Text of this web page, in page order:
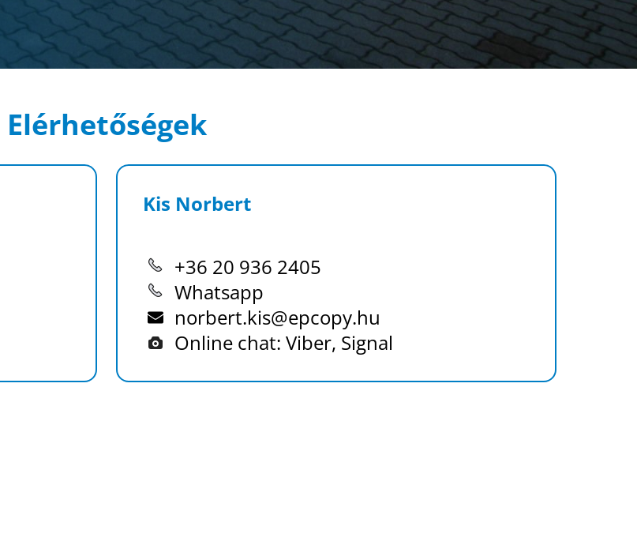
Elérhetőségek
Kis Norbert
+36 20 936 2405
Whatsapp
norbert.kis@epcopy.hu
Online chat: Viber, Signal